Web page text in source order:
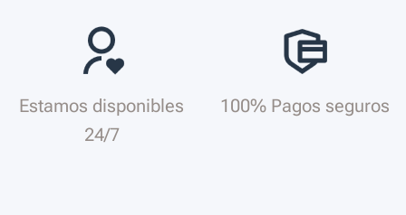
Estamos disponibles
24/7
100% Pagos seguros